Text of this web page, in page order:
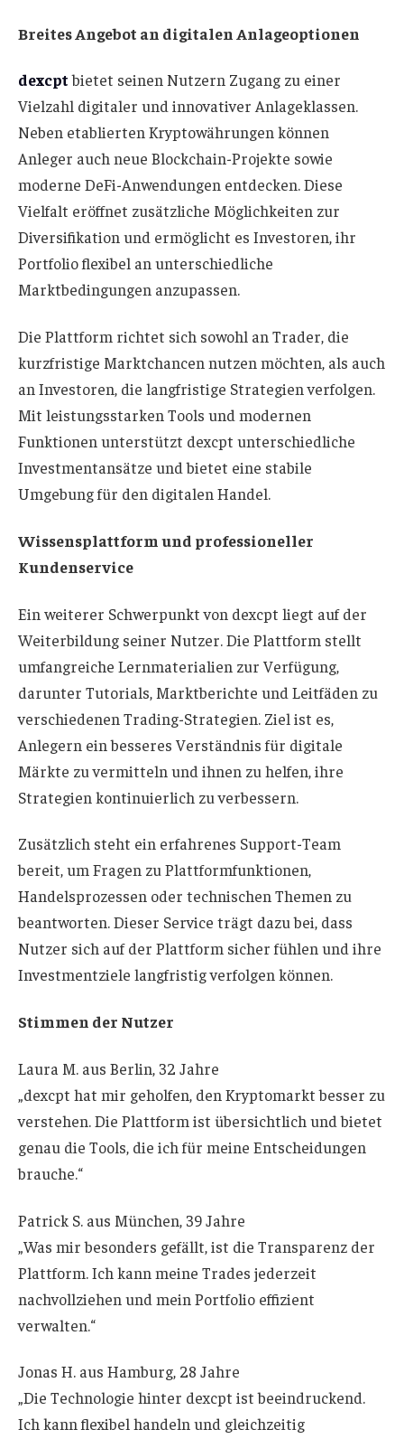
Breites Angebot an digitalen Anlageoptionen
dexcptbietet seinen Nutzern Zugang zu einer
Vielzahl digitaler und innovativer Anlageklassen.
Neben etablierten Kryptowährungen können
Anleger auch neue Blockchain-Projekte sowie
moderne DeFi-Anwendungen entdecken. Diese
Vielfalt eröffnet zusätzliche Möglichkeiten zur
Diversifikation und ermöglicht es Investoren, ihr
Portfolio flexibel an unterschiedliche
Marktbedingungen anzupassen.
Die Plattform richtet sich sowohl an Trader, die
kurzfristige Marktchancen nutzen möchten, als auch
an Investoren, die langfristige Strategien verfolgen.
Mit leistungsstarken Tools und modernen
Funktionen unterstützt dexcpt unterschiedliche
Investmentansätze und bietet eine stabile
Umgebung für den digitalen Handel.
Wissensplattform und professioneller
Kundenservice
Ein weiterer Schwerpunkt von dexcpt liegt auf der
Weiterbildung seiner Nutzer. Die Plattform stellt
umfangreiche Lernmaterialien zur Verfügung,
darunter Tutorials, Marktberichte und Leitfäden zu
verschiedenen Trading-Strategien. Ziel ist es,
Anlegern ein besseres Verständnis für digitale
Märkte zu vermitteln und ihnen zu helfen, ihre
Strategien kontinuierlich zu verbessern.
Zusätzlich steht ein erfahrenes Support-Team
bereit, um Fragen zu Plattformfunktionen,
Handelsprozessen oder technischen Themen zu
beantworten. Dieser Service trägt dazu bei, dass
Nutzer sich auf der Plattform sicher fühlen und ihre
Investmentziele langfristig verfolgen können.
Stimmen der Nutzer
Laura M. aus Berlin, 32 Jahre
„dexcpt hat mir geholfen, den Kryptomarkt besser zu
verstehen. Die Plattform ist übersichtlich und bietet
genau die Tools, die ich für meine Entscheidungen
brauche.“
Patrick S. aus München, 39 Jahre
„Was mir besonders gefällt, ist die Transparenz der
Plattform. Ich kann meine Trades jederzeit
nachvollziehen und mein Portfolio effizient
verwalten.“
Jonas H. aus Hamburg, 28 Jahre
„Die Technologie hinter dexcpt ist beeindruckend.
Ich kann flexibel handeln und gleichzeitig